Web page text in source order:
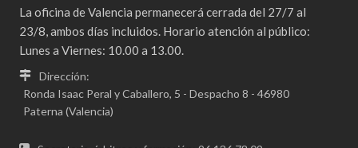
La oficina de Valencia permanecerá cerrada del 27/7 al
23/8, ambos días incluidos. Horario atención al público:
Lunes a Viernes: 10.00 a 13.00.
Dirección:
Ronda Isaac Peral y Caballero, 5 - Despacho 8 - 46980
Paterna (Valencia)